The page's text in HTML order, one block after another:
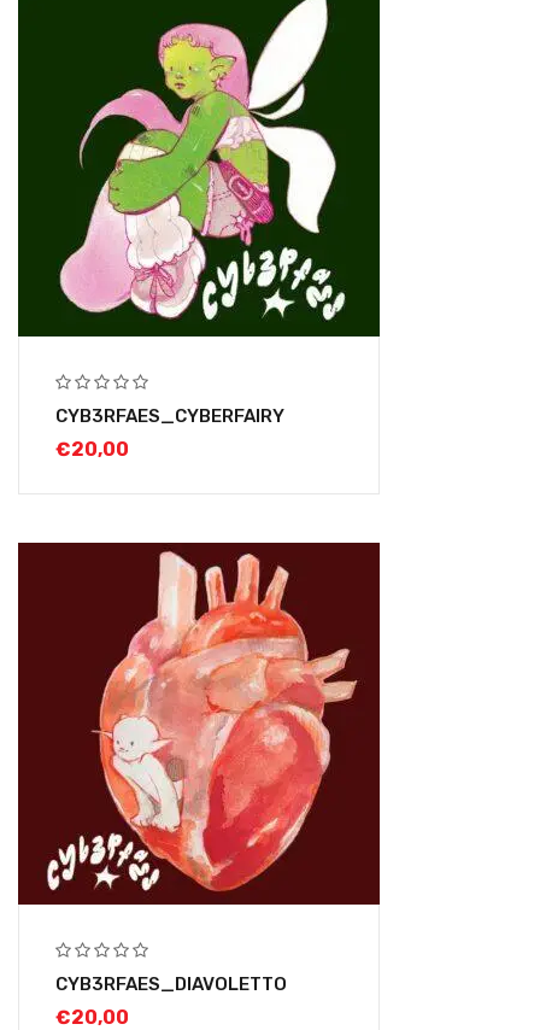
CYB3RFAES_CYBERFAIRY
€20,00
CYB3RFAES_DIAVOLETTO
€20,00